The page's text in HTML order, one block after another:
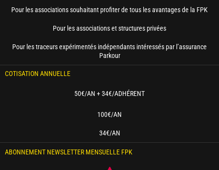
Pour les associations souhaitant profiter de tous les avantages de la FPK
Pour les associations et structures privées
Pour les traceurs expérimentés indépendants intéressés par l’assurance
Parkour
COTISATION ANNUELLE
50€/AN + 34€/ADHÉRENT
100€/AN
34€/AN
ABONNEMENT NEWSLETTER MENSUELLE FPK